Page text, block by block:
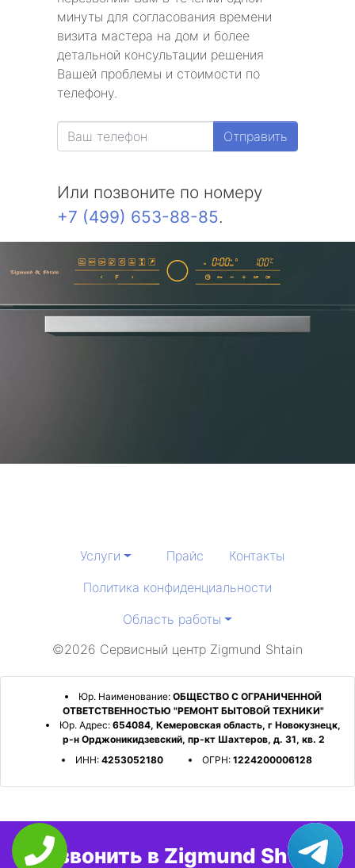
минуты для согласования времени
визита мастера на дом и более
детальной консультации решения
Вашей проблемы и стоимости по
телефону.
Отправить
Или позвоните по номеру
+7 (499) 653-88-85.
Услуги Прайс
Контакты
Политика конфиденциальности
Область работы
©2026 Сервисный центр Zigmund Shtain
Юр. Наименование: ОБЩЕСТВО С ОГРАНИЧЕННОЙ
ОТВЕТСТВЕННОСТЬЮ "РЕМОНТ БЫТОВОЙ ТЕХНИКИ"
Юр. Адрес: 654084, Кемеровская область, г Новокузнецк,
р-н Орджоникидзевский, пр-кт Шахтеров, д. 31, кв. 2
ИНН: 4253052180 ОГРН: 1224200006128
Позвонить в Zigmund Shtain